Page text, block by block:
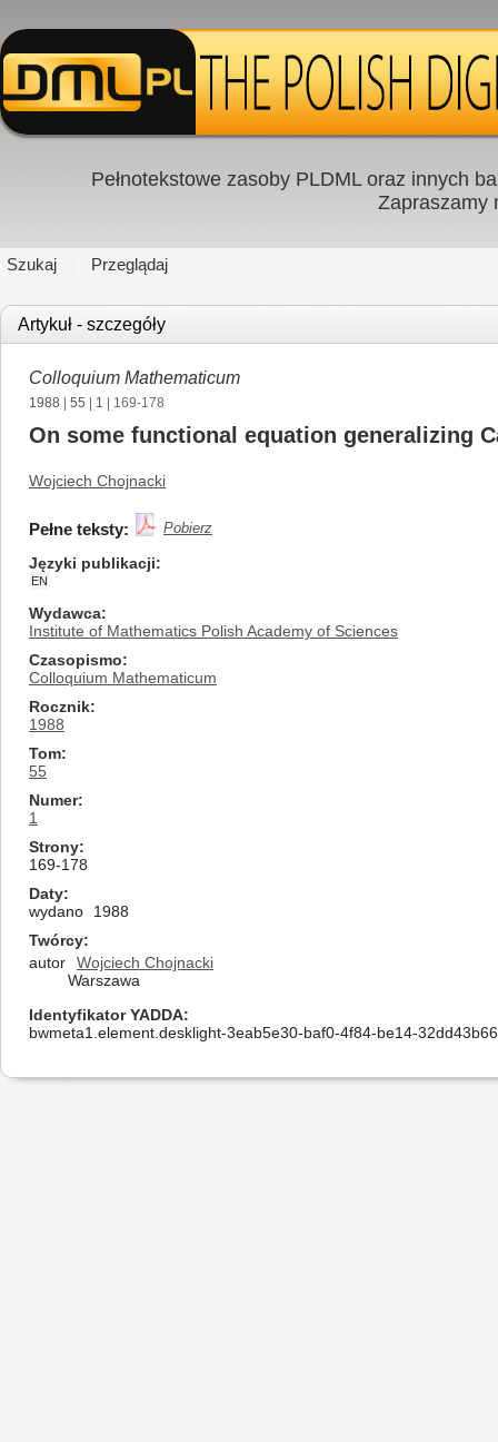
Pełnotekstowe zasoby PLDML oraz innych
Zapraszamy
Szukaj Przeglądaj
Artykuł - szczegóły
Colloquium Mathematicum
1988 55 1 | 169-178
On some functional equation generalizing
Wojciech Chojnacki
Pełne teksty: Pobierz
Języki publikacji
EN
Wydawca
Institute of Mathematics Polish Academy of Sciences
Czasopismo
Colloquium Mathematicum
Rocznik
1988
Tom
55
Numer
1
Strony
169-178
Daty
wydano
1988
Twórcy
autor
Wojciech Chojnacki
Warszawa
Identyfikator YADDA
bwmeta1.element.desklight-3eab5e30-baf0-4f84-be14-